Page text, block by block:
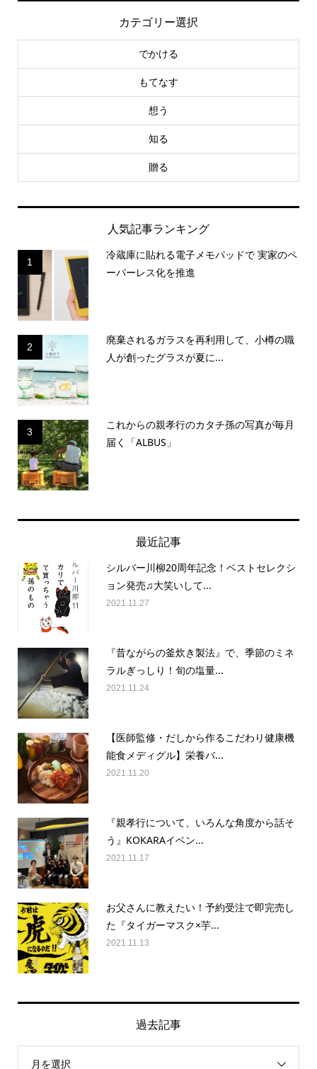
カテゴリー選択
でかける
もてなす
想う
知る
贈る
人気記事ランキング
1
冷蔵庫に貼れる電子メモパッドで 実家のペ
ーパーレス化を推進
2
廃棄されるガラスを再利用して、小樽の職
人が創ったグラスが夏に...
3
これからの親孝行のカタチ孫の写真が毎月
届く「ALBUS」
最近記事
シルバー川柳20周年記念！ベストセレクシ
ョン発売♫大笑いして...
2021.11.27
『昔ながらの釜炊き製法』で、季節のミネ
ラルぎっしり！旬の塩量...
2021.11.24
【医師監修・だしから作るこだわり健康機
能食メディグル】栄養バ...
2021.11.20
『親孝行について、いろんな角度から話そ
う』KOKARAイベン...
2021.11.17
お父さんに教えたい！予約受注で即完売し
た『タイガーマスク×芋...
2021.11.13
過去記事
月を選択